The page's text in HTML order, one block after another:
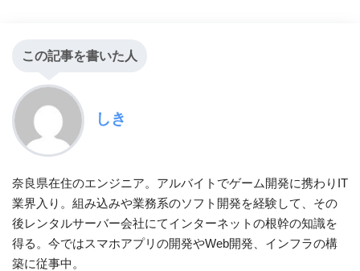
この記事を書いた人
しき
奈良県在住のエンジニア。アルバイトでゲーム開発に携わりIT
業界入り。組み込みや業務系のソフト開発を経験して、その
後レンタルサーバー会社にてインターネットの根幹の知識を
得る。今ではスマホアプリの開発やWeb開発、インフラの構
築に従事中。